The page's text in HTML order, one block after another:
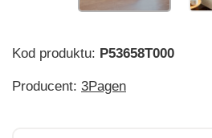
Kod produktu: P53658T000
Producent: 3Pagen